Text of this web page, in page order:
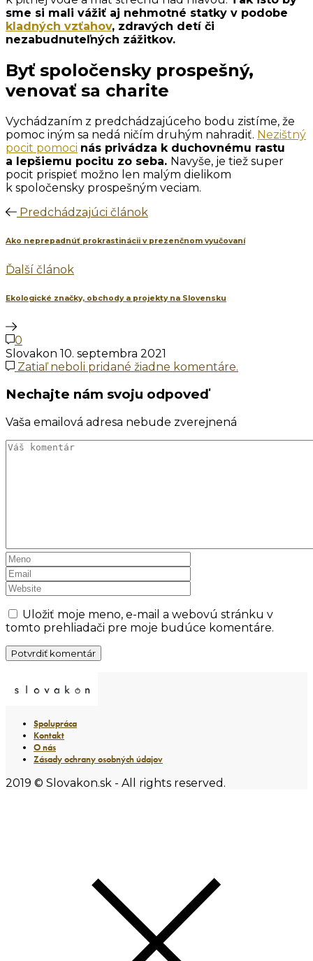
sme si mali vážiť aj nehmotné statky v podobe
kladných vzťahov, zdravých detí či
nezabudnuteľných zážitkov.
Byť spoločensky prospešný,
venovať sa charite
Vychádzaním z predchádzajúceho bodu zistíme, že
pomoc iným sa nedá ničím druhým nahradiť. Nezištný
pocit pomoci nás privádza k duchovnému rastu
a lepšiemu pocitu zo seba. Navyše, je tiež super
pocit prispieť možno len malým dielikom
k spoločensky prospešným veciam.
Predchádzajúci článok
Ako neprepadnúť prokrastinácii v prezenčnom vyučovaní
Ďalší článok
Ekologické značky, obchody a projekty na Slovensku
0
Slovakon 10. septembra 2021
Zatiaľ neboli pridané žiadne komentáre.
Nechajte nám svoju odpoveď
Vaša emailová adresa nebude zverejnená
Uložiť moje meno, e-mail a webovú stránku v
tomto prehliadači pre moje budúce komentáre.
Spolupráca
Kontakt
O nás
Zásady ochrany osobných údajov
2019 © Slovakon.sk - All rights reserved.